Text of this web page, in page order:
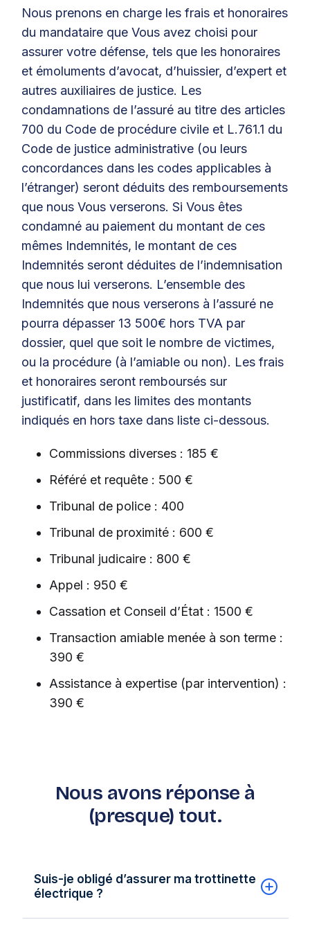
Nous prenons en charge les frais et honoraires
du mandataire que Vous avez choisi pour
assurer votre défense, tels que les honoraires
et émoluments d’avocat, d’huissier, d’expert et
autres auxiliaires de justice. Les
condamnations de l’assuré au titre des articles
700 du Code de procédure civile et L.761.1 du
Code de justice administrative (ou leurs
concordances dans les codes applicables à
l’étranger) seront déduits des remboursements
que nous Vous verserons. Si Vous êtes
condamné au paiement du montant de ces
mêmes Indemnités, le montant de ces
Indemnités seront déduites de l’indemnisation
que nous lui verserons. L’ensemble des
Indemnités que nous verserons à l’assuré ne
pourra dépasser 13 500€ hors TVA par
dossier, quel que soit le nombre de victimes,
ou la procédure (à l’amiable ou non). Les frais
et honoraires seront remboursés sur
justificatif, dans les limites des montants
indiqués en hors taxe dans liste ci-dessous.
Commissions diverses : 185 €
Référé et requête : 500 €
Tribunal de police : 400
Tribunal de proximité : 600 €
Tribunal judicaire : 800 €
Appel : 950 €
Cassation et Conseil d’État : 1500 €
Transaction amiable menée à son terme :
390 €
Assistance à expertise (par intervention) :
390 €
Nous avons réponse à
(presque) tout.
Suis-je obligé d’assurer ma trottinette
électrique ?